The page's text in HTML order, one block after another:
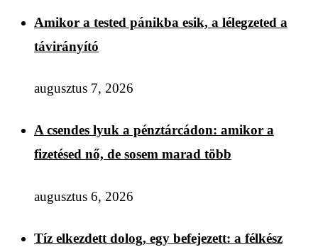
Amikor a tested pánikba esik, a lélegzeted a
távirányító
augusztus 7, 2026
A csendes lyuk a pénztárcádon: amikor a
fizetésed nő, de sosem marad több
augusztus 6, 2026
Tíz elkezdett dolog, egy befejezett: a félkész